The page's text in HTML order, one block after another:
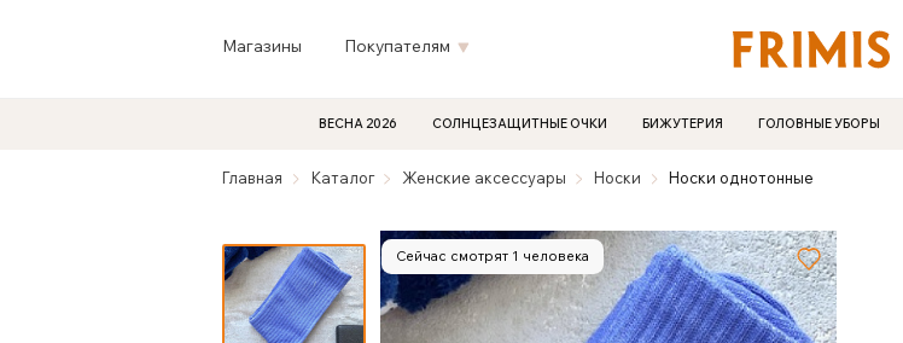
Магазины Покупателям
ВЕСНА 2026 СОЛНЦЕЗАЩИТНЫЕ ОЧКИ БИЖУТЕРИЯ ГОЛОВНЫЕ УБОРЫ
Главная Каталог Женские аксессуары Носки Носки однотонные
Сейчас смотрят 1 человека